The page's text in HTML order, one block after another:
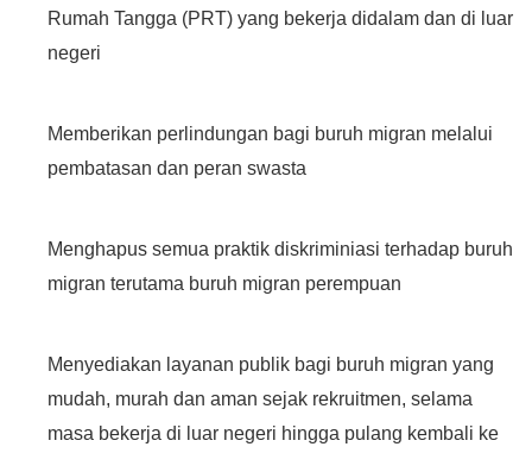
Rumah Tangga (PRT) yang bekerja didalam dan di luar
negeri
Memberikan perlindungan bagi buruh migran melalui
pembatasan dan peran swasta
Menghapus semua praktik diskriminiasi terhadap buruh
migran terutama buruh migran perempuan
Menyediakan layanan publik bagi buruh migran yang
mudah, murah dan aman sejak rekruitmen, selama
masa bekerja di luar negeri hingga pulang kembali ke